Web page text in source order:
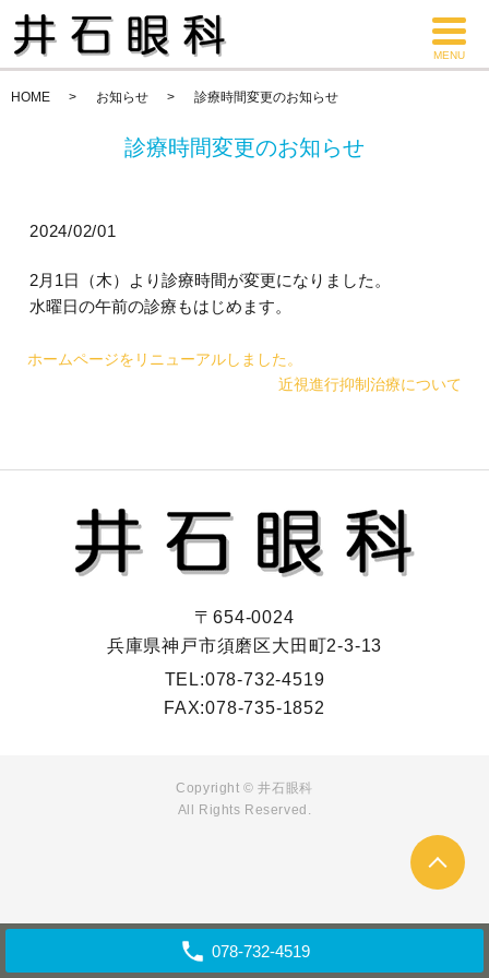
MENU
HOME お知らせ 診療時間変更のお知らせ
診療時間変更のお知らせ
2024/02/01
2月1日（木）より診療時間が変更になりました。
水曜日の午前の診療もはじめます。
ホームページをリニューアルしました。
近視進行抑制治療について
〒654-0024
兵庫県神戸市須磨区大田町2-3-13
TEL:078-732-4519
FAX:078-735-1852
Copyright ©井石眼科
All Rights Reserved.